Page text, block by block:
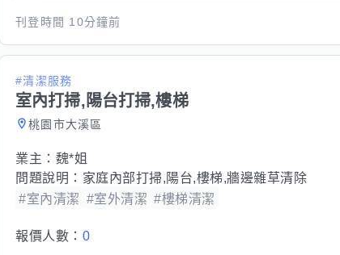
刊登時間 10分鐘前
#清潔服務
室內打掃,陽台打掃,樓梯
桃園市大溪區
業主： 魏*姐
問題說明： 家庭內部打掃,陽台,樓梯,牆邊雜草清除
#室內清潔 #室外清潔 #樓梯清潔
報價人數： 0